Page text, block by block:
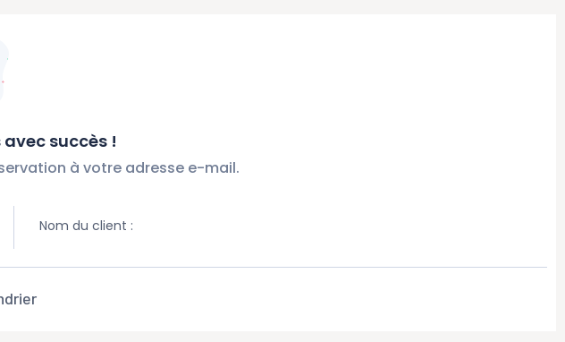
succès !
à votre adresse e-mail.
Nom du client :